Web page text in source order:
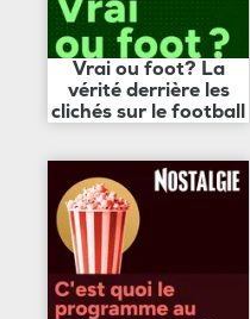
Vrai ou foot? La
vérité derrière les
clichés sur le football